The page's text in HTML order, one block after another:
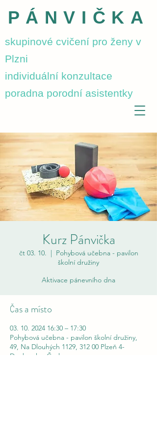
PÁNVIČKA
skupinové cvičení pro ženy v
Plzni
individuální konzultace
poradna porodní asistentky
Kurz Pánvička
čt 03. 10.
  |
Pohybová učebna - pavilon
školní družiny
Aktivace pánevního dna
Čas a místo
03. 10. 2024 16:30 – 17:30
Pohybová učebna - pavilon školní družiny,
49, Na Dlouhých 1129, 312 00 Plzeň 4-
Doubravka, Česko